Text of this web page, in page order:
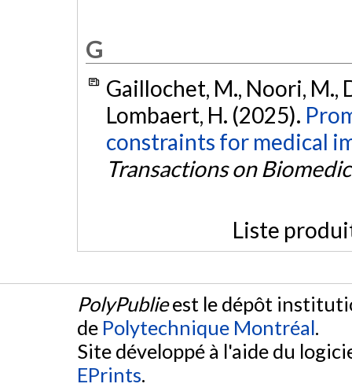
G
Gaillochet, M., Noori, M.,
Lombaert, H. (2025).
constraints for medical
Transactions on
Liste
PolyPublieest le dépôt
de Polytechnique Montréal.
Site développé à l'aide du
EPrints.